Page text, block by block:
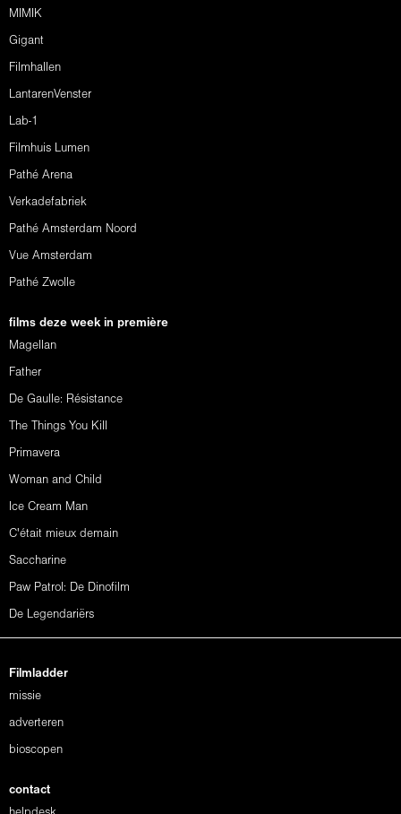
MIMIK
Gigant
Filmhallen
LantarenVenster
Lab-1
Filmhuis Lumen
Pathé Arena
Verkadefabriek
Pathé Amsterdam Noord
Vue Amsterdam
Pathé Zwolle
films deze week in première
Magellan
Father
De Gaulle: Résistance
The Things You Kill
Primavera
Woman and Child
Ice Cream Man
C'était mieux demain
Saccharine
Paw Patrol: De Dinofilm
De Legendariërs
Filmladder
missie
adverteren
bioscopen
contact